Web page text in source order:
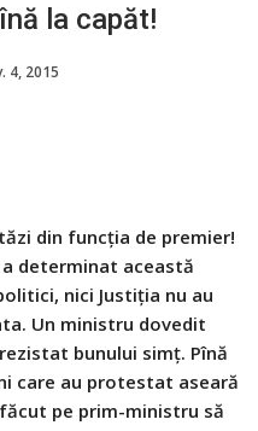
la capăt!
4, 2015
din funcţia de premier!
determinat această
nici Justiţia nu au
Un ministru dovedit
bunului simţ. Pînă
care au protestat aseară
pe prim-ministru să